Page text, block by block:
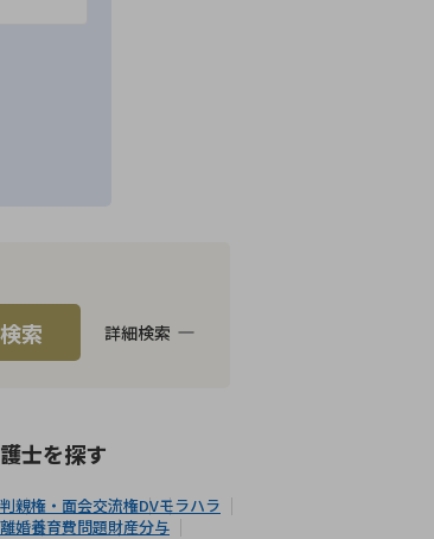
検索 詳細検索
士を探す
親権・面会交流権DVモラハラ
婚養育費問題財産分与